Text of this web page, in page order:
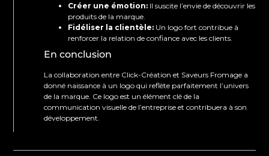
Créer une émotion: Il suscite l’envie de découvrir les
produits de la marque.
Fidéliser la clientèle: Un logo fort contribue à
renforcer la relation de confiance avec les clients.
En conclusion
La collaboration entre Click-Création et Saveurs Fromage a
donné naissance à un logo qui reflète parfaitement l’univers
de la marque. Ce logo est un élément clé de la
communication visuelle de l’entreprise et contribuera à son
développement.